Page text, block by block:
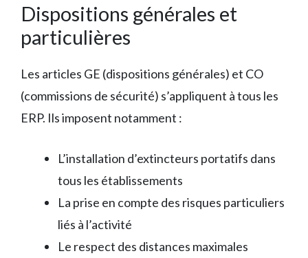
Dispositions générales et
particulières
Les articles GE (dispositions générales) et CO
(commissions de sécurité) s’appliquent à tous les
ERP. Ils imposent notamment :
L’installation d’extincteurs portatifs dans
tous les établissements
La prise en compte des risques particuliers
liés à l’activité
Le respect des distances maximales